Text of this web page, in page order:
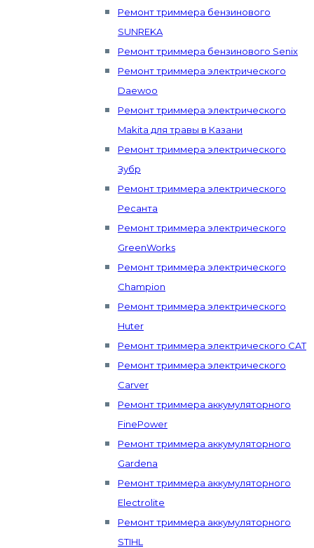
Ремонт триммера бензинового
SUNREKA
Ремонт триммера бензинового Senix
Ремонт триммера электрического
Daewoo
Ремонт триммера электрического
Makita для травы в Казани
Ремонт триммера электрического
Зубр
Ремонт триммера электрического
Ресанта
Ремонт триммера электрического
GreenWorks
Ремонт триммера электрического
Champion
Ремонт триммера электрического
Huter
Ремонт триммера электрического CAT
Ремонт триммера электрического
Carver
Ремонт триммера аккумуляторного
FinePower
Ремонт триммера аккумуляторного
Gardena
Ремонт триммера аккумуляторного
Electrolite
Ремонт триммера аккумуляторного
STIHL